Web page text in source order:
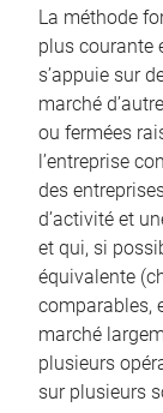
La méthode
plus courante
s’appuie sur
marché
ou fermées
l’entreprise
des
d’activité et
et qui, si
équivalente
comparables,
marché
plusieurs
sur plusieurs